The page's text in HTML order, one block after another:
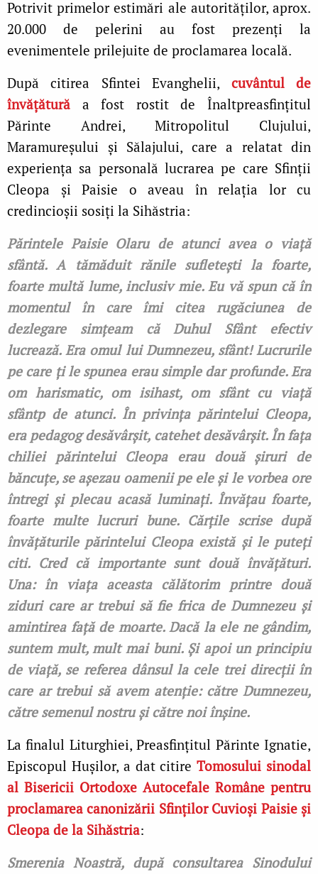
Potrivit primelor estimări ale autorităților, aprox.
20.000 de pelerini au fost prezenți la
evenimentele prilejuite de proclamarea locală.
După citirea Sfintei Evanghelii, cuvântul de
învățătură a fost rostit de Înaltpreasfințitul
Părinte Andrei, Mitropolitul Clujului,
Maramureșului și Sălajului, care a relatat din
experiența sa personală lucrarea pe care Sfinții
Cleopa și Paisie o aveau în relația lor cu
credincioșii sosiți la Sihăstria:
Părintele Paisie Olaru de atunci avea o viață
sfântă. A tămăduit rănile sufletești la foarte,
foarte multă lume, inclusiv mie. Eu vă spun că în
momentul în care îmi citea rugăciunea de
dezlegare simțeam că Duhul Sfânt efectiv
lucrează. Era omul lui Dumnezeu, sfânt! Lucrurile
pe care ți le spunea erau simple dar profunde. Era
om harismatic, om isihast, om sfânt cu viață
sfântp de atunci. În privința părintelui Cleopa,
era pedagog desăvârșit, catehet desăvârșit. În fața
chiliei părintelui Cleopa erau două șiruri de
băncuțe, se așezau oamenii pe ele și le vorbea ore
întregi și plecau acasă luminați. Învățau foarte,
foarte multe lucruri bune. Cărțile scrise după
învățăturile părintelui Cleopa există și le puteți
citi. Cred că importante sunt două învățături.
Una: în viața aceasta călătorim printre două
ziduri care ar trebui să fie frica de Dumnezeu și
amintirea față de moarte. Dacă la ele ne gândim,
suntem mult, mult mai buni. Și apoi un principiu
de viață, se referea dânsul la cele trei direcții în
care ar trebui să avem atenție: către Dumnezeu,
către semenul nostru și către noi înșine.
La finalul Liturghiei, Preasfințitul Părinte Ignatie,
Episcopul Hușilor, a dat citireTomosului sinodal
al Bisericii Ortodoxe Autocefale Române pentru
proclamarea canonizării Sfinților Cuvioși Paisie și
Cleopa de la Sihăstria:
Smerenia Noastră, după consultarea Sinodului